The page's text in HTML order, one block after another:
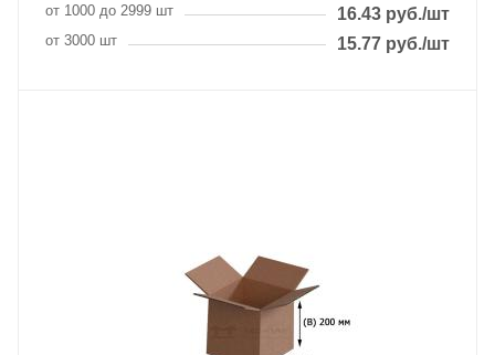
от 1000 до 2999 шт 16.43 руб./шт
от 3000 шт 15.77 руб./шт